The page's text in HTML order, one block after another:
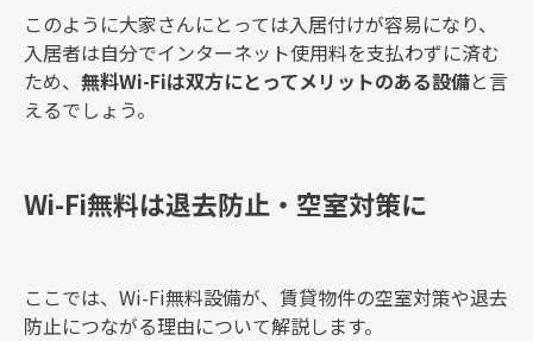
このように大家さんにとっては入居付けが容易になり、
入居者は自分でインターネット使用料を支払わずに済む
ため、 無料Wi-Fiは双方にとってメリットのある設備と言
えるでしょう。
Wi-Fi無料は退去防止・空室対策に
ここでは、Wi-Fi無料設備が、賃貸物件の空室対策や退去
防止につながる理由について解説します。